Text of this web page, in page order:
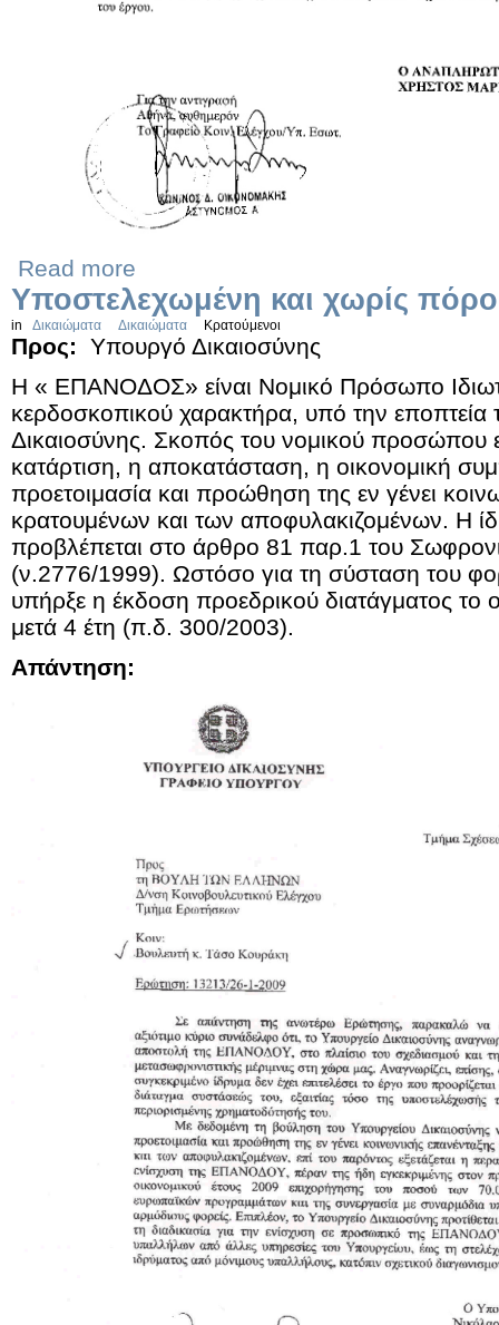
Read more
Υποστελεχωμένη και χωρίς
in Δικαιώματα Δικαιώματα Κρατούμενοι
Προς:
Υπουργό Δικαιοσύνης
Η « ΕΠΑΝΟΔΟΣ» είναι Νομικό Πρόσωπο
κερδοσκοπικού χαρακτήρα, υπό την εποπτεία
Δικαιοσύνης. Σκοπός του νομικού προσώπου
κατάρτιση, η αποκατάσταση, η οικονομική
προετοιμασία και προώθηση της εν γένει
κρατουμένων και των αποφυλακιζομένων. Η
προβλέπεται στο άρθρο 81 παρ.1 του
(ν.2776/1999). Ωστόσο για τη σύσταση του
υπήρξε η έκδοση προεδρικού διατάγματος το
μετά 4 έτη (π.δ. 300/2003).
Απάντηση: